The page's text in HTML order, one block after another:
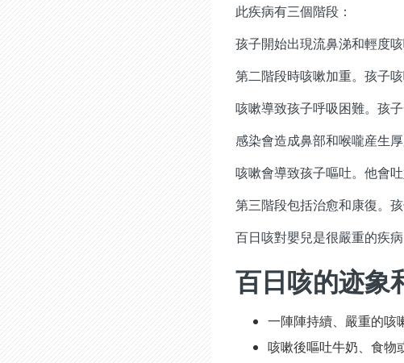
此疾病有三個階段：
孩子開始出現流鼻涕和輕度
第二階段時咳嗽加重。孩子
咳嗽導致孩子呼吸困難。孩
感染會造成鼻部和喉嚨産生厚
咳嗽會導致孩子嘔吐。他會吐
第三階段包括治愈和康復。
百日咳對嬰兒是很嚴重的疾
百日咳的迹象
一陣陣持續、嚴重的咳
咳嗽後嘔吐牛奶、食物